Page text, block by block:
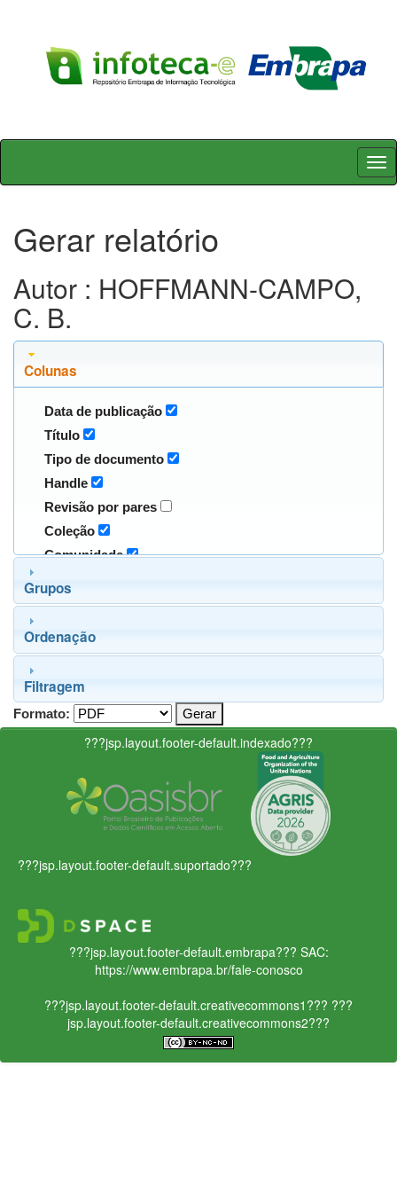
Skip
Gerar relatório
Autor : HOFFMANN-CAMPO,
C. B.
Colunas
Data de publicação
Título
Tipo de documento
Handle
Revisão por pares
Coleção
Comunidade
Grupos
Ordenação
Filtragem
Formato:
???jsp.layout.footer-default.indexado???
???jsp.layout.footer-default.suportado???
???jsp.layout.footer-default.embrapa??? SAC:
https://www.embrapa.br/fale-conosco
???jsp.layout.footer-default.creativecommons1??? ???
jsp.layout.footer-default.creativecommons2???